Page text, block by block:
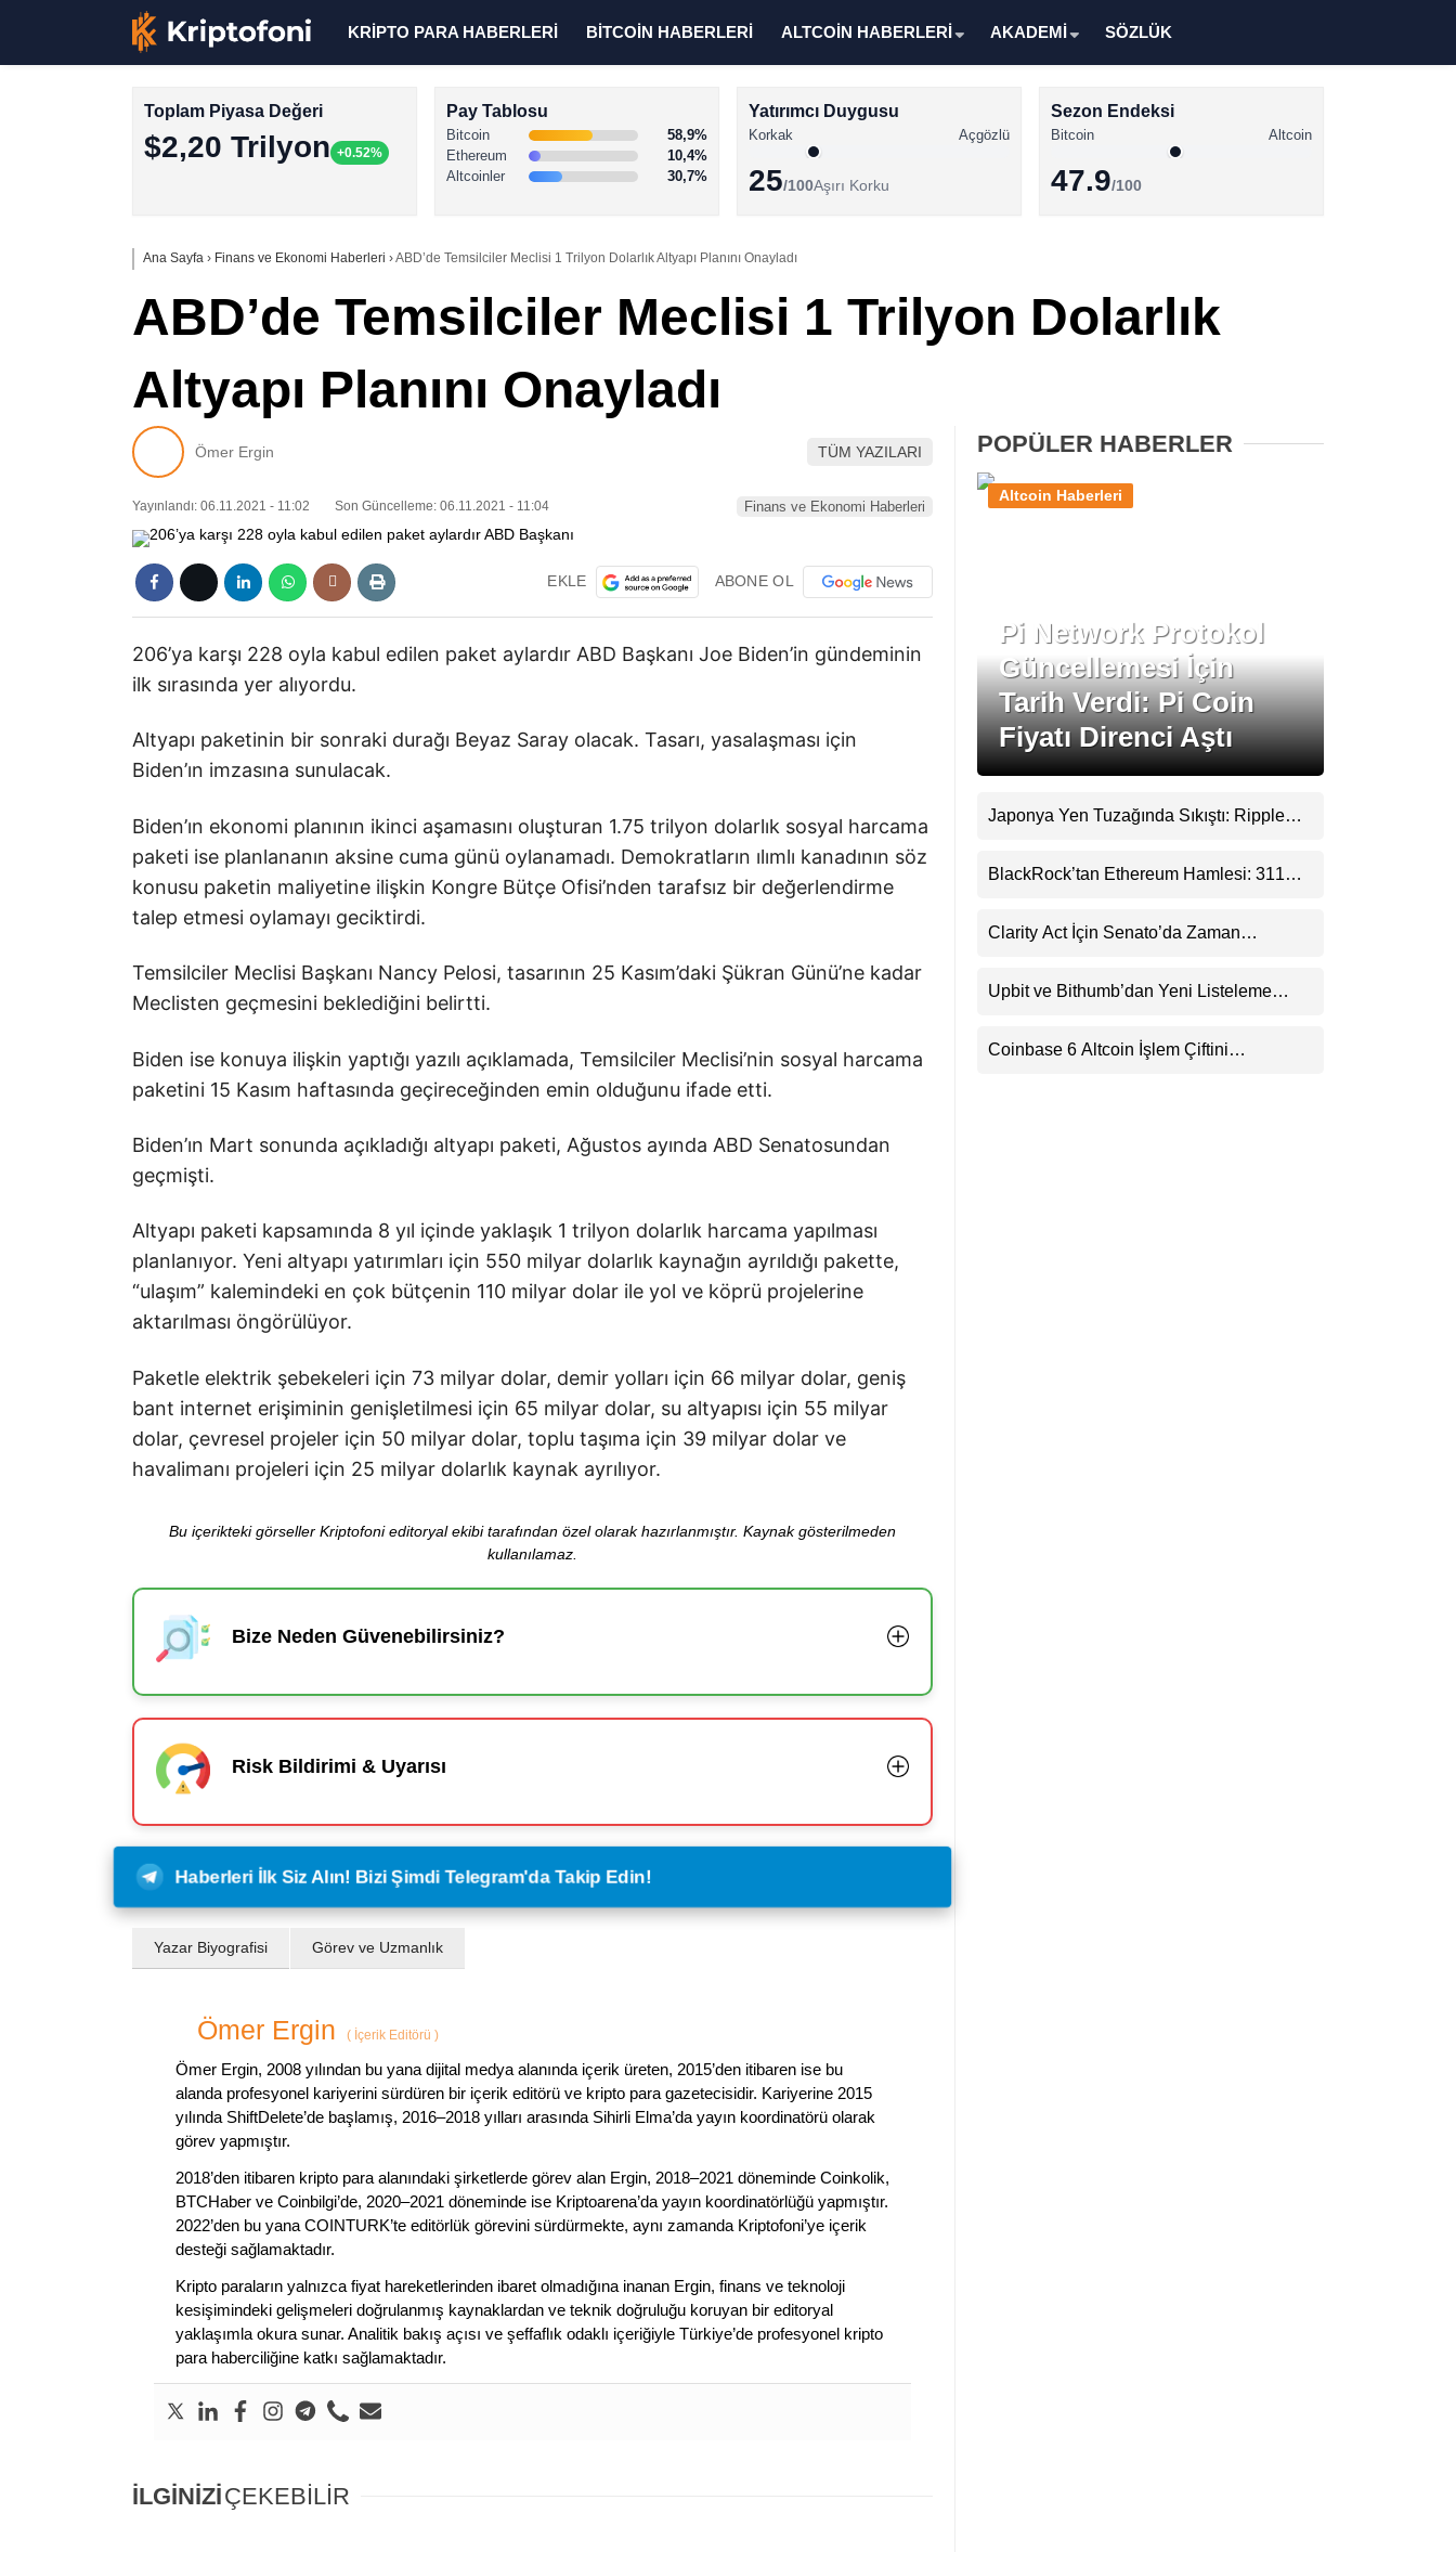
Altcoin Haberleri
XRP Haberleri
KRİPTO PARA HABERLERİ BİTCOİN HABERLERİ ALTCOİN HABERLERİ AKADEMİ SÖZLÜK
Toplam Piyasa Değeri
$2,20 Trilyon +0.52%
Pay Tablosu
Bitcoin
58,9%
Ethereum
10,4%
Altcoinler
30,7%
Yatırımcı Duygusu
Korkak Açgözlü
25/100Aşırı Korku
Sezon Endeksi
Bitcoin Altcoin
47.9/100
Ana Sayfa › Finans ve Ekonomi Haberleri ›ABD’de Temsilciler Meclisi 1 Trilyon Dolarlık Altyapı Planını Onayladı
ABD’de Temsilciler Meclisi 1 Trilyon Dolarlık
Altyapı Planını Onayladı
Ömer Ergin TÜM YAZILARI
Yayınlandı: 06.11.2021 - 11:02 Son Güncelleme: 06.11.2021 - 11:04 Finans ve Ekonomi Haberleri
EKLE ABONE OL
206’ya karşı 228 oyla kabul edilen paket aylardır ABD Başkanı Joe Biden’in gündeminin
ilk sırasında yer alıyordu.
Altyapı paketinin bir sonraki durağı Beyaz Saray olacak. Tasarı, yasalaşması için
Biden’ın imzasına sunulacak.
Biden’ın ekonomi planının ikinci aşamasını oluşturan 1.75 trilyon dolarlık sosyal harcama
paketi ise planlananın aksine cuma günü oylanamadı. Demokratların ılımlı kanadının söz
konusu paketin maliyetine ilişkin Kongre Bütçe Ofisi’nden tarafsız bir değerlendirme
talep etmesi oylamayı geciktirdi.
Temsilciler Meclisi Başkanı Nancy Pelosi, tasarının 25 Kasım’daki Şükran Günü’ne kadar
Meclisten geçmesini beklediğini belirtti.
Biden ise konuya ilişkin yaptığı yazılı açıklamada, Temsilciler Meclisi’nin sosyal harcama
paketini 15 Kasım haftasında geçireceğinden emin olduğunu ifade etti.
Biden’ın Mart sonunda açıkladığı altyapı paketi, Ağustos ayında ABD Senatosundan
geçmişti.
Altyapı paketi kapsamında 8 yıl içinde yaklaşık 1 trilyon dolarlık harcama yapılması
planlanıyor. Yeni altyapı yatırımları için 550 milyar dolarlık kaynağın ayrıldığı pakette,
“ulaşım” kalemindeki en çok bütçenin 110 milyar dolar ile yol ve köprü projelerine
aktarılması öngörülüyor.
Paketle elektrik şebekeleri için 73 milyar dolar, demir yolları için 66 milyar dolar, geniş
bant internet erişiminin genişletilmesi için 65 milyar dolar, su altyapısı için 55 milyar
dolar, çevresel projeler için 50 milyar dolar, toplu taşıma için 39 milyar dolar ve
havalimanı projeleri için 25 milyar dolarlık kaynak ayrılıyor.
Bu içerikteki görseller Kriptofoni editoryal ekibi tarafından özel olarak hazırlanmıştır. Kaynak gösterilmeden
kullanılamaz.
Bize Neden Güvenebilirsiniz?
Risk Bildirimi & Uyarısı
Haberleri İlk Siz Alın! Bizi Şimdi Telegram'da Takip Edin!
Yazar Biyografisi Görev ve Uzmanlık
Ömer Ergin ( İçerik Editörü )
Ömer Ergin, 2008 yılından bu yana dijital medya alanında içerik üreten, 2015’den itibaren ise bu
alanda profesyonel kariyerini sürdüren bir içerik editörü ve kripto para gazetecisidir. Kariyerine 2015
yılında ShiftDelete’de başlamış, 2016–2018 yılları arasında Sihirli Elma’da yayın koordinatörü olarak
görev yapmıştır.
2018’den itibaren kripto para alanındaki şirketlerde görev alan Ergin, 2018–2021 döneminde Coinkolik,
BTCHaber ve Coinbilgi’de, 2020–2021 döneminde ise Kriptoarena’da yayın koordinatörlüğü yapmıştır.
2022’den bu yana COINTURK’te editörlük görevini sürdürmekte, aynı zamanda Kriptofoni’ye içerik
desteği sağlamaktadır.
Kripto paraların yalnızca fiyat hareketlerinden ibaret olmadığına inanan Ergin, finans ve teknoloji
kesişimindeki gelişmeleri doğrulanmış kaynaklardan ve teknik doğruluğu koruyan bir editoryal
yaklaşımla okura sunar. Analitik bakış açısı ve şeffaflık odaklı içeriğiyle Türkiye’de profesyonel kripto
para haberciliğine katkı sağlamaktadır.
İLGİNİZİÇEKEBİLİR
POPÜLER HABERLER
Pi Network Protokol
Güncellemesi İçin
Tarih Verdi: Pi Coin
Fiyatı Direnci Aştı
Altcoin Haberleri
Japonya Yen Tuzağında Sıkıştı: Ripple
BlackRock’tan Ethereum Hamlesi: 311
Clarity Act İçin Senato’da Zaman
Upbit ve Bithumb’dan Yeni Listeleme
Geliyor
Coinbase 6 Altcoin İşlem Çiftini